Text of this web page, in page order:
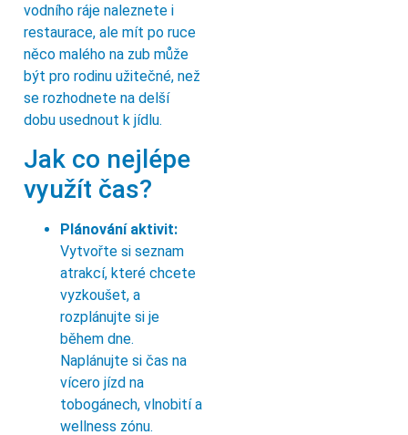
vodního ráje naleznete i
restaurace, ale mít po ruce
něco malého na zub může
být pro rodinu užitečné, než
se rozhodnete na delší
dobu usednout k jídlu.
Jak co nejlépe
využít čas?
Plánování aktivit:
Vytvořte si seznam
atrakcí, které chcete
vyzkoušet, a
rozplánujte si je
během dne.
Naplánujte si čas na
vícero jízd na
tobogánech, vlnobití a
wellness zónu.